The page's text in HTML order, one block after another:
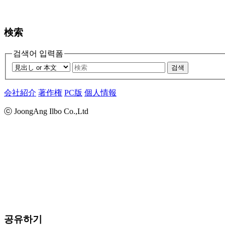
検索
검색어 입력폼
검색
会社紹介 著作権 PC版 個人情報
ⓒ JoongAng Ilbo Co.,Ltd
공유하기